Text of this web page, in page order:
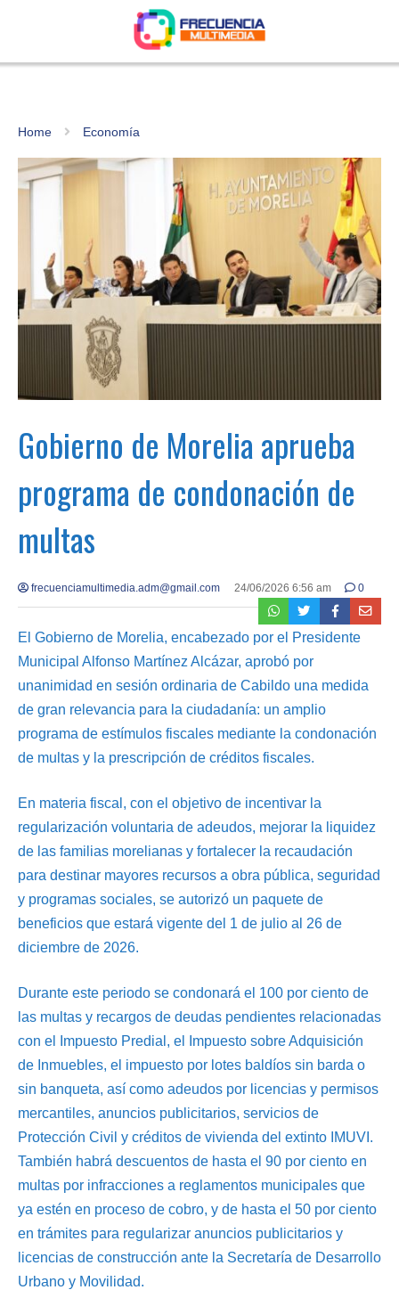
Home Economía
Gobierno de Morelia aprueba
programa de condonación de
multas
frecuenciamultimedia.adm@gmail.com 24/06/2026 6:56 am 0
El Gobierno de Morelia, encabezado por el Presidente
Municipal Alfonso Martínez Alcázar, aprobó por
unanimidad en sesión ordinaria de Cabildo una medida
de gran relevancia para la ciudadanía: un amplio
programa de estímulos fiscales mediante la condonación
de multas y la prescripción de créditos fiscales.
En materia fiscal, con el objetivo de incentivar la
regularización voluntaria de adeudos, mejorar la liquidez
de las familias morelianas y fortalecer la recaudación
para destinar mayores recursos a obra pública, seguridad
y programas sociales, se autorizó un paquete de
beneficios que estará vigente del 1 de julio al 26 de
diciembre de 2026.
Durante este periodo se condonará el 100 por ciento de
las multas y recargos de deudas pendientes relacionadas
con el Impuesto Predial, el Impuesto sobre Adquisición
de Inmuebles, el impuesto por lotes baldíos sin barda o
sin banqueta, así como adeudos por licencias y permisos
mercantiles, anuncios publicitarios, servicios de
Protección Civil y créditos de vivienda del extinto IMUVI.
También habrá descuentos de hasta el 90 por ciento en
multas por infracciones a reglamentos municipales que
ya estén en proceso de cobro, y de hasta el 50 por ciento
en trámites para regularizar anuncios publicitarios y
licencias de construcción ante la Secretaría de Desarrollo
Urbano y Movilidad.